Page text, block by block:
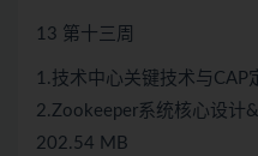
13 第十三周
1.技术中心关键技术与CAP
2.Zookeeper系统核心设计
202.54 MB